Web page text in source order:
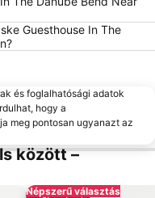
utca
tere
Budapest
Guesthouse In The
és foglalhatósági adatok
hogy a
meg pontosan ugyanazt az
között –
Népszerű választás